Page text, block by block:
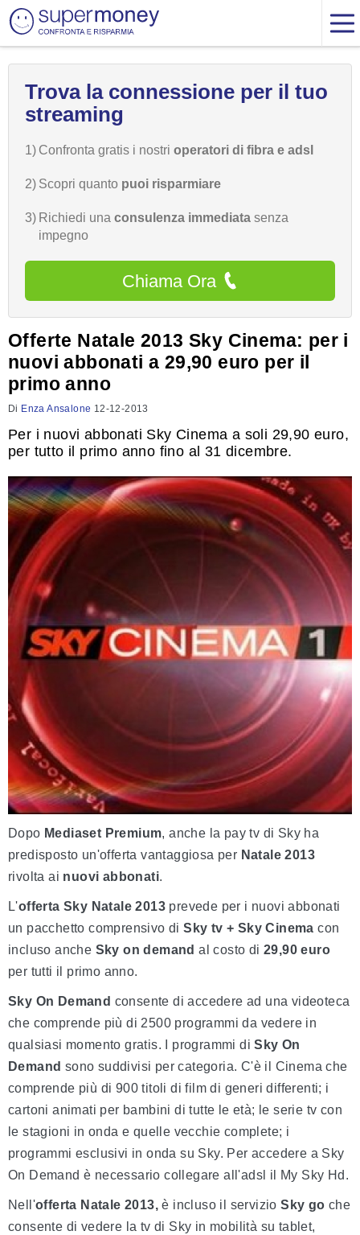
Trova la connessione per il tuo
streaming
1) Confronta gratis i nostri operatori di fibra e adsl
2) Scopri quanto puoi risparmiare
3) Richiedi una consulenza immediata senza
impegno
Chiama Ora
Offerte Natale 2013 Sky Cinema: per i
nuovi abbonati a 29,90 euro per il
primo anno
Di Enza Ansalone 12-12-2013
Per i nuovi abbonati Sky Cinema a soli 29,90 euro,
per tutto il primo anno fino al 31 dicembre.
Dopo Mediaset Premium, anche la pay tv di Sky ha
predisposto un'offerta vantaggiosa per Natale 2013
rivolta ai nuovi abbonati.
L'offerta Sky Natale 2013 prevede per i nuovi abbonati
un pacchetto comprensivo di Sky tv + Sky Cinema con
incluso anche Sky on demand al costo di29,90 euro
per tutti il primo anno.
Sky On Demand consente di accedere ad una videoteca
che comprende più di 2500 programmi da vedere in
qualsiasi momento gratis. I programmi diSky On
Demand sono suddivisi per categoria. C'è il Cinema che
comprende più di 900 titoli di film di generi differenti; i
cartoni animati per bambini di tutte le età; le serie tv con
le stagioni in onda e quelle vecchie complete; i
programmi esclusivi in onda su Sky. Per accedere a Sky
On Demand è necessario collegare all'adsl il My Sky Hd.
Nell'offerta Natale 2013, è incluso il servizioSky go che
consente di vedere la tv di Sky in mobilità su tablet,